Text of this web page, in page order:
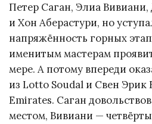
Петер Саган, Элиа
и Хон Аберастури, но
напряжённость горных
именитым мастерам
мере. А потому впереди
из Lotto Soudal и Свен Эрик
Emirates. Саган
местом, Вивиани —